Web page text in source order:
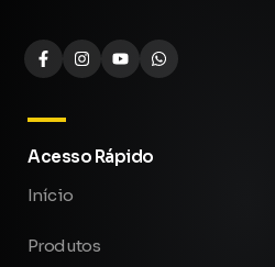
Acesso Rápido
Início
Produtos